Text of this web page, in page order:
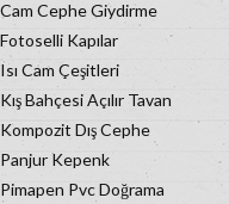
Cam Cephe Giydirme
Fotoselli Kapılar
Isı Cam Çeşitleri
Kış Bahçesi Açılır Tavan
Kompozit Dış Cephe
Panjur Kepenk
Pimapen Pvc Doğrama